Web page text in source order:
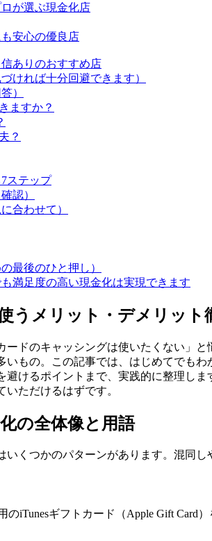
が選ぶ現金化店
安心の優良店
ありのおすすめ店
ければ十分回避できます）
）
ますか？
？
ステップ
認）
合わせて）
最後のひと押し）
満足度の高い現金化は実現できます
うメリット・デメリッ
ードのキャッシングは使いたくない」
もの。この記事では、はじめてでも
けるポイントまで、実践的に整理し
ただけるはずです。
の全体像と用語
くつかのパターンがあります。混同し
のiTunesギフトカード（Apple Gift